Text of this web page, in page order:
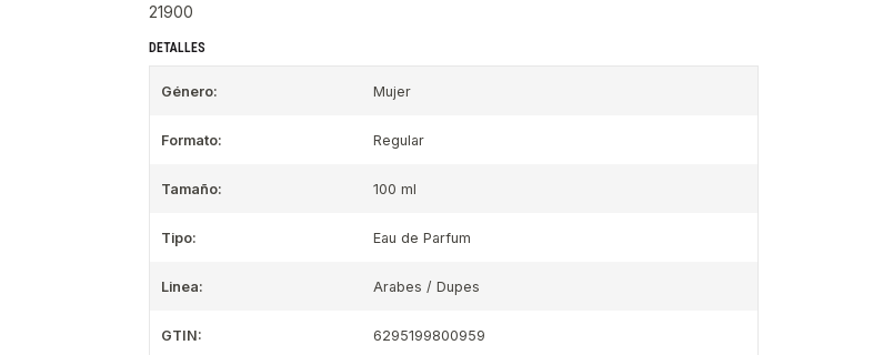
21900
DETALLES
Género: Mujer
Formato: Regular
Tamaño: 100 ml
Tipo: Eau de Parfum
Linea: Arabes / Dupes
GTIN: 6295199800959